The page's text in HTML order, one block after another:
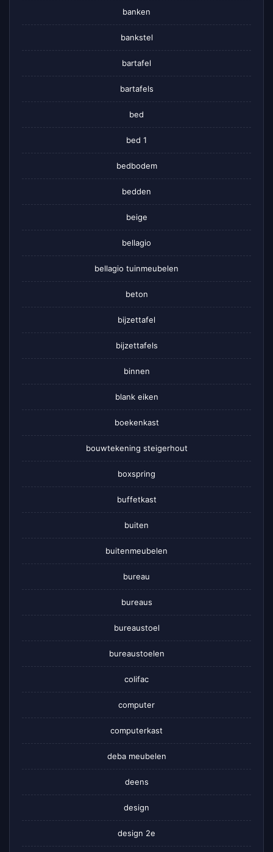
banken
bankstel
bartafel
bartafels
bed
bed 1
bedbodem
bedden
beige
bellagio
bellagio tuinmeubelen
beton
bijzettafel
bijzettafels
binnen
blank eiken
boekenkast
bouwtekening steigerhout
boxspring
buffetkast
buiten
buitenmeubelen
bureau
bureaus
bureaustoel
bureaustoelen
colifac
computer
computerkast
deba meubelen
deens
design
design 2e